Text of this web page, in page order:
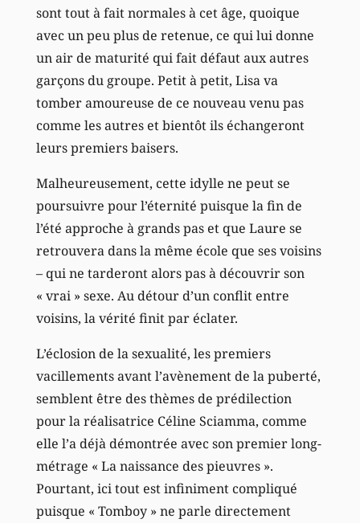
sont tout à fait normales à cet âge, quoique
avec un peu plus de retenue, ce qui lui donne
un air de maturité qui fait défaut aux autres
garçons du groupe. Petit à petit, Lisa va
tomber amoureuse de ce nouveau venu pas
comme les autres et bientôt ils échangeront
leurs premiers baisers.
Malheureusement, cette idylle ne peut se
poursuivre pour l’éternité puisque la fin de
l’été approche à grands pas et que Laure se
retrouvera dans la même école que ses voisins
– qui ne tarderont alors pas à découvrir son
« vrai » sexe. Au détour d’un conflit entre
voisins, la vérité finit par éclater.
L’éclosion de la sexualité, les premiers
vacillements avant l’avènement de la puberté,
semblent être des thèmes de prédilection
pour la réalisatrice Céline Sciamma, comme
elle l’a déjà démontrée avec son premier long-
métrage « La naissance des pieuvres ».
Pourtant, ici tout est infiniment compliqué
puisque « Tomboy » ne parle directement